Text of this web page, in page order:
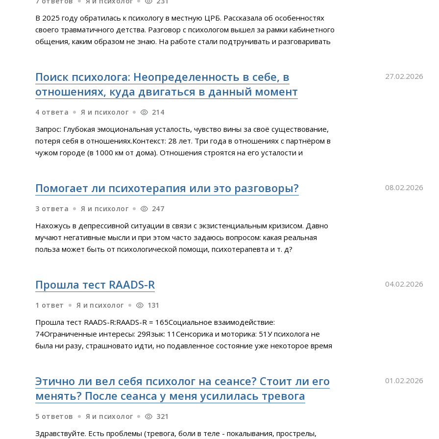
В 2025 году обратилась к психологу в местную ЦРБ. Рассказала об особенностях
своего травматичного детства. Разговор с психологом вышел за рамки кабинетного
общения, каким образом не знаю. На работе стали подтрунивать и разговаривать
начале
Поиск психолога: Неопределенность в себе, в
отношениях, куда двигаться в данный момент
4 ответа Я и психолог 214
Запрос: Глубокая эмоциональная усталость, чувство вины за своё существование,
потеря себя в отношениях.Контекст: 28 лет. Три года в отношениях с партнёром в
чужом городе (в 1000 км от дома). Отношения строятся на его усталости и
выбирала ни
27.02.2026
Помогает ли психотерапия или это разговоры?
3 ответа Я и психолог 247
Нахожусь в депрессивной ситуации в связи с экзистенциальным кризисом. Давно
мучают негативные мысли и при этом часто задаюсь вопросом: какая реальная
польза может быть от психологической помощи, психотерапевта и т. д?
признать, что виноват во всех бедах
08.02.2026
Прошла тест RAADS-R
1 ответ Я и психолог 131
Прошла тест RAADS-R:RAADS-R = 165Социальное взаимодействие:
74Ограниченные интересы: 29Язык: 11Сенсорика и моторика: 51У психолога не
была ни разу, страшновато идти, но подавленное состояние уже некоторое время
самоанализа.Можно ли
04.02.2026
Этично ли вел себя психолог на сеансе? Стоит ли его
менять? После сеанса у меня усилилась тревога
5 ответов Я и психолог 321
Здравствуйте. Есть проблемы (тревога, боли в теле - покалывания, прострелы,
01.02.2026